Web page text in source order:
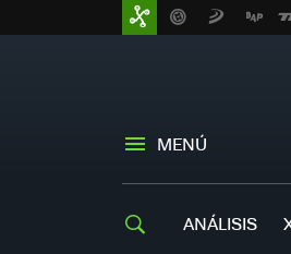
MENÚ
ANÁLISIS